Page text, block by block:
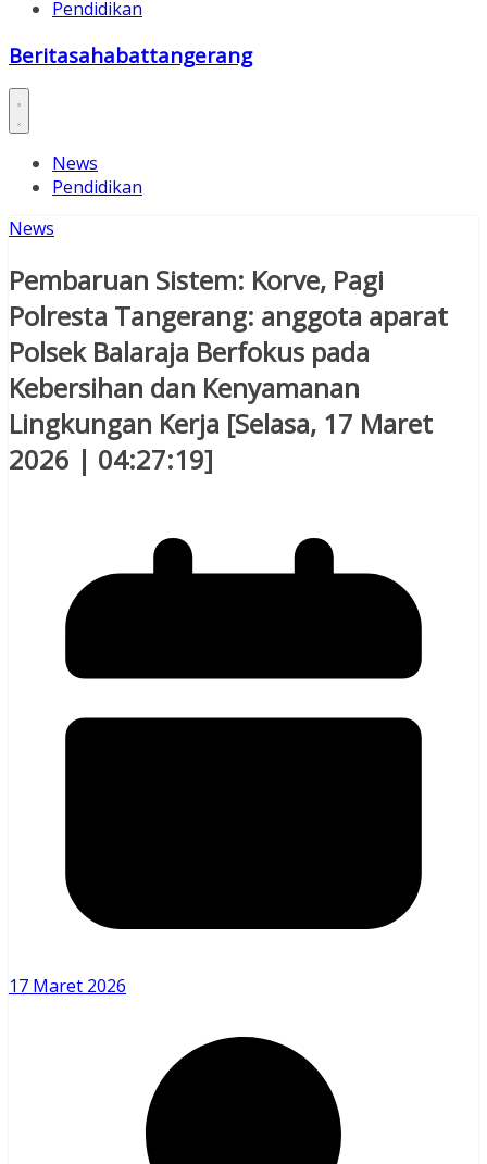
Pendidikan
Beritasahabattangerang
News
Pendidikan
News
Pembaruan Sistem: Korve, Pagi
Polresta Tangerang: anggota aparat
Polsek Balaraja Berfokus pada
Kebersihan dan Kenyamanan
Lingkungan Kerja [Selasa, 17 Maret
2026 | 04:27:19]
17 Maret 2026